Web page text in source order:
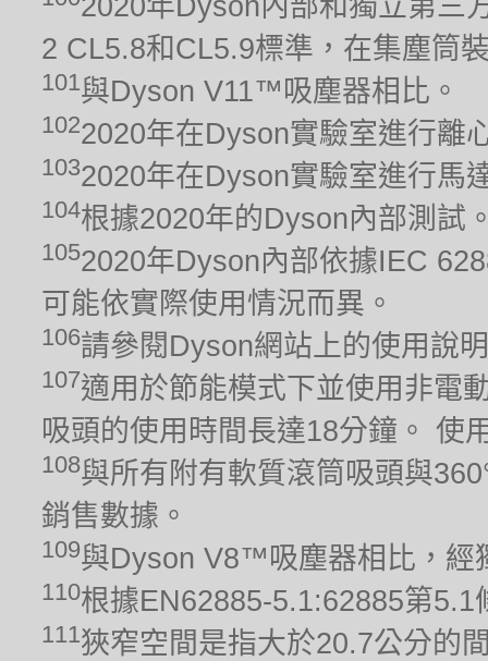
2 CL5.8和CL5.9標準，在集塵筒
101與Dyson V11™吸塵器相比。
1022020年在Dyson實驗室進行離
1032020年在Dyson實驗室進行馬
104根據2020年的Dyson內部測試
1052020年Dyson內部依據IEC
可能依實際使用情況而異。
106請參閱Dyson網站上的使用說
107適用於節能模式下並使用非電
吸頭的使用時間長達18分鐘。 使
108與所有附有軟質滾筒吸頭與
銷售數據。
109與Dyson V8™吸塵器相比，經
110根據EN62885-5.1:62885第
111狹窄空間是指大於20.7公分的